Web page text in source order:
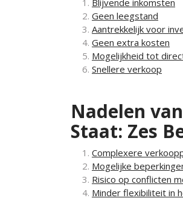
Blijvende inkomsten
Geen leegstand
Aantrekkelijk voor
Geen extra kosten
Mogelijkheid tot
Snellere verkoop
Nadelen
Staat: Zes
Complexere
Mogelijke
Risico op conflicten
Minder flexibiliteit in